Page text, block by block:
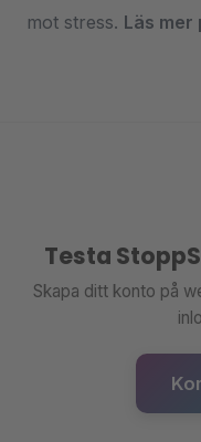
mot stress. Läs
Testa
Skapa ditt konto på